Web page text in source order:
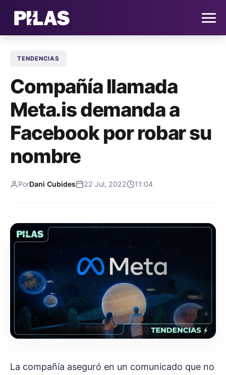
NOTICIAS
QUIÉNES SOMOS
CONTACTO
SUSCRÍBETE
TENDENCIAS
Compañía llamada
Meta.is demanda a
Facebook por robar su
nombre
PorDani Cubides 22 Jul, 2022 11:04
La compañía aseguró en un comunicado que no